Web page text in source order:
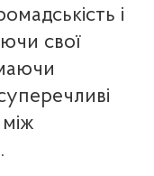
і
свої
між